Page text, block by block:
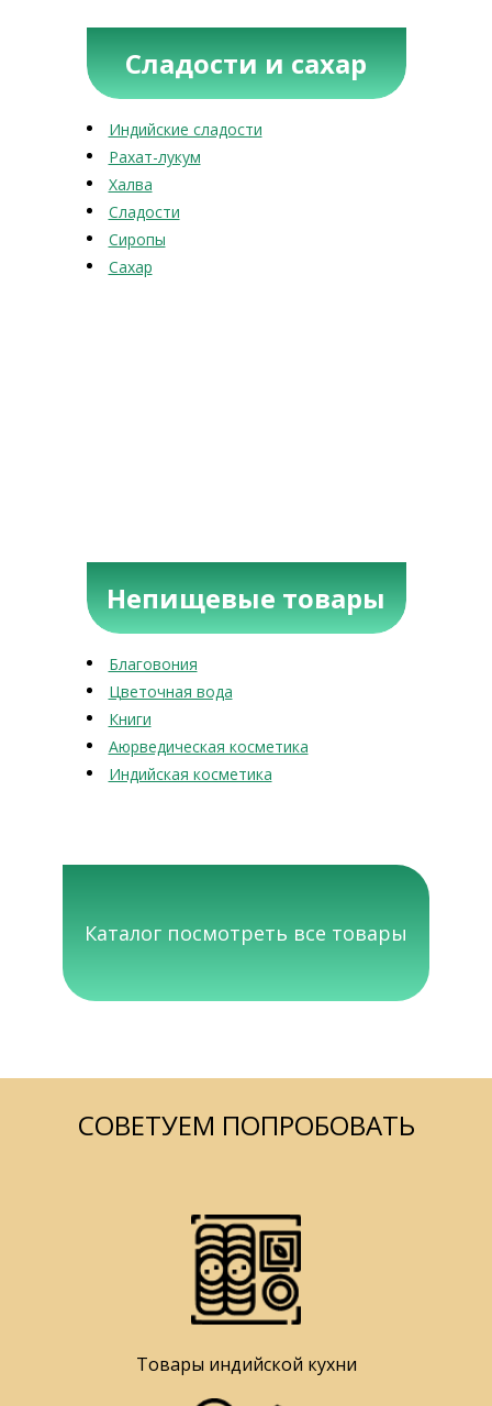
Сладости и сахар
Индийские сладости
Рахат-лукум
Халва
Сладости
Сиропы
Сахар
Непищевые товары
Благовония
Цветочная вода
Книги
Аюрведическая косметика
Индийская косметика
Каталог посмотреть все товары
СОВЕТУЕМ ПОПРОБОВАТЬ
Товары индийской кухни